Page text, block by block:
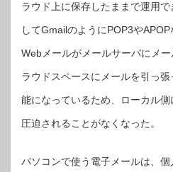
ラウド上に保存したままで運用
してGmailのようにPOP3や
Webメールがメールサーバにメ
ラウドスペースにメールを引っ
能になっているため、ローカル
圧迫されることがなくなった。
パソコンで使う電子メールは、